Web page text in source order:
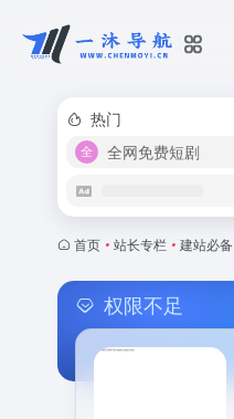
热门
全网免费短剧
首页 • 站长专栏 • 建站必备
权限不足